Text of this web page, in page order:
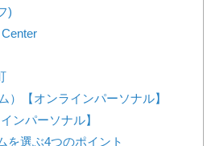
)
）【オンラインパーソナル】
ンパーソナル】
を選ぶ4つのポイント